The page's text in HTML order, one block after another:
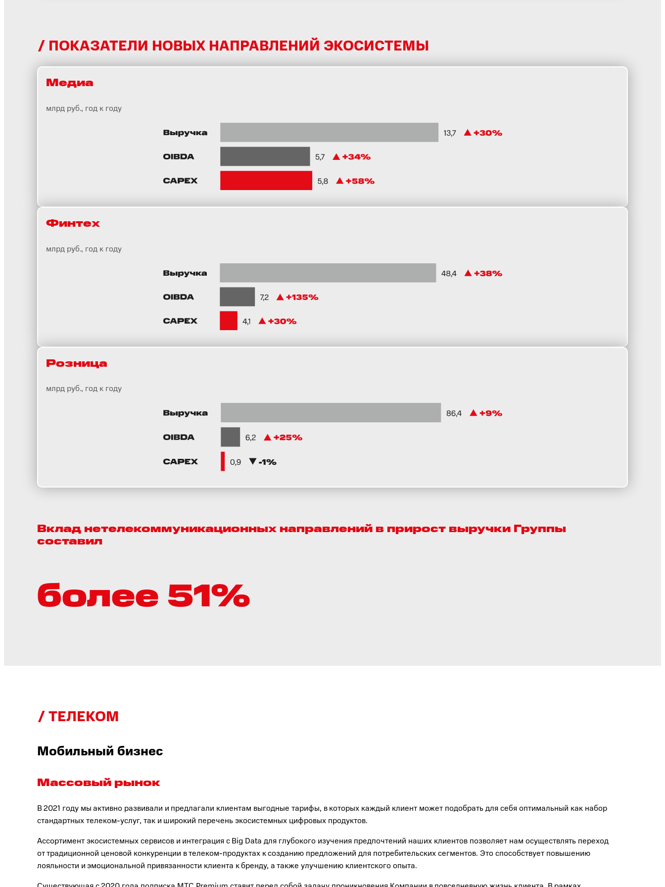
ПОКАЗАТЕЛИ НОВЫХ НАПРАВЛЕНИЙ ЭКОСИСТЕМЫ
Медиа
млрд руб., год к году
Финтeх
млрд руб., год к году
Розница
млрд руб., год к году
Вклад нетелекоммуникационных направлений в прирост выручки Группы
составил
более 51%
ТЕЛЕКОМ
Мобильный бизнес
Массовый рынок
В 2021 году мы активно развивали и предлагали клиентам выгодные тарифы, в которых каждый клиент может подобрать для себя оптимальный как набор
стандартных телеком-услуг, так и широкий перечень экосистемных цифровых продуктов.
Ассортимент экосистемных сервисов и интеграция с Big Data для глубокого изучения предпочтений наших клиентов позволяет нам осуществлять переход
от традиционной ценовой конкуренции в телеком-продуктах к созданию предложений для потребительских сегментов. Это способствует повышению
лояльности и эмоциональной привязанности клиента к бренду, а также улучшению клиентского опыта.